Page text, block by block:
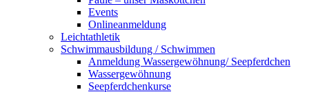
Events
Onlineanmeldung
Leichtathletik
Schwimmausbildung / Schwimmen
Anmeldung Wassergewöhnung/ Seepferdchen
Wassergewöhnung
Seepferdchenkurse